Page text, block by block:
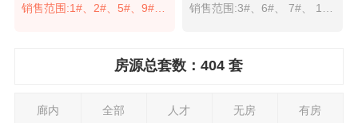
销售范围:1#、2#、5#、9#、12#、17#、19#
房源总套数：404 套
廊内 全部 人才 无房 有房